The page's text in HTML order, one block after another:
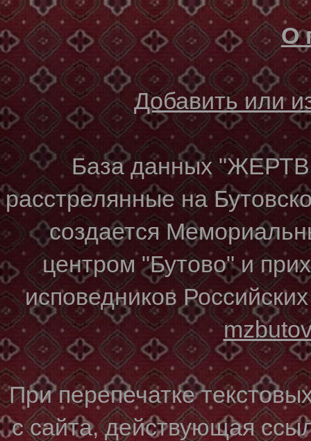
О
Добавить или
База данных
расстрелянные на
создается
центром "Бутово" и
исповедников
При перепечатке
с сайта, действующая